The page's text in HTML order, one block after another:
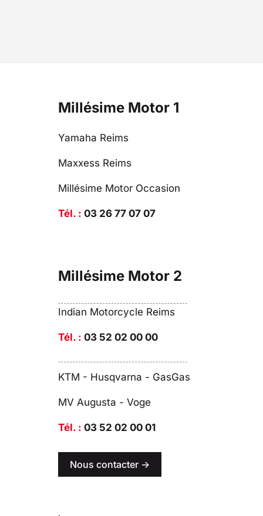
Millésime Motor 1
Yamaha Reims
Maxxess Reims
Millésime Motor Occasion
Tél. : 03 26 77 07 07
Millésime Motor 2
Indian Motorcycle Reims
Tél. : 03 52 02 00 00
KTM - Husqvarna - GasGas
MV Augusta - Voge
Tél. : 03 52 02 00 01
Nous contacter ->